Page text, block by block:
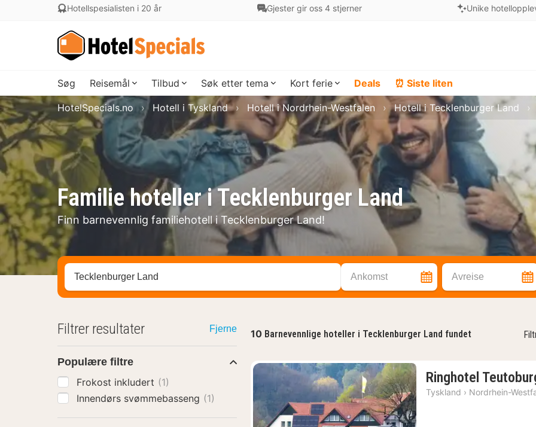
Hotellspesialisten i 20 år Gjester gir oss 4 stjerner Unike
Søg Reisemål Tilbud Søk etter tema Kort ferie Deals ⏰ Siste liten
Familie hoteller i Tecklenburger Land
Finn barnevennlig familiehotell i Tecklenburger Land!
HotelSpecials.no Hotell i Tyskland Hotell i Nordrhein-Westfalen Hotell i Tecklenburger Land
Søk hotell, region eller by Ankomst Avreise
10 Barnevennlige hoteller i Tecklenburger Land fundet
Ringhotel
Tyskland › Nordrhein-
Filtrer resultater Fjerne
Populære filtre
Frokost inkludert (1)
Innendørs svømmebasseng (1)